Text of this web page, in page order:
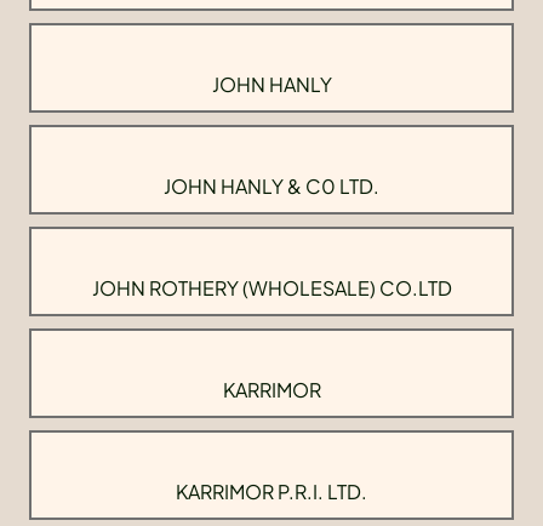
JOHN HANLY
JOHN HANLY & C0 LTD.
JOHN ROTHERY (WHOLESALE) CO.LTD
KARRIMOR
KARRIMOR P.R.I. LTD.